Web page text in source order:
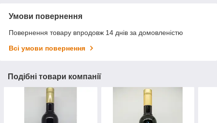
Умови повернення
Повернення товару впродовж 14 днів за домовленістю
Всі умови повернення
Подібні товари компанії